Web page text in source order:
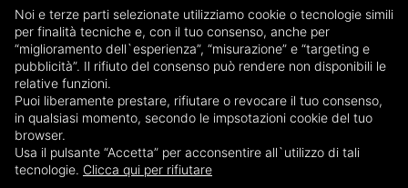
decisione che ha provocato l’uscita dei gruppi di
opposizione dalla commissione Giustizia, che
consideravano questa approvazione estremamente
urgente.
“Sono venuta a fare il mio dovere- precisa la segretaria
del Pd, Elly Schlein -a votare questo reato sul
Noi e terze parti selezionate utilizziamo cookie o tecnologie simili
per finalità tecniche e, con il tuo consenso, anche per
“miglioramento dell`esperienza”, “misurazione” e “targeting e
pubblicità”. Il rifiuto del consenso può rendere non disponibili le
relative funzioni.
Puoi liberamente prestare, rifiutare o revocare il tuo consenso,
in qualsiasi momento, secondo le impsotazioni cookie del tuo
browser.
Usa il pulsante “Accetta” per acconsentire all`utilizzo di tali
tecnologie. Clicca qui per rifiutare